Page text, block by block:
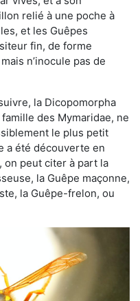
relié à une poche à
et les Guêpes
fin, de forme
n’inocule pas de
la Dicopomorpha
des Mymaridae, ne
le plus petit
a été découverte en
on peut citer à part la
la Guêpe maçonne,
la Guêpe-frelon, ou